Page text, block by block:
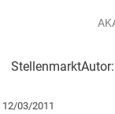
Stellenmarkt
12/03/2011